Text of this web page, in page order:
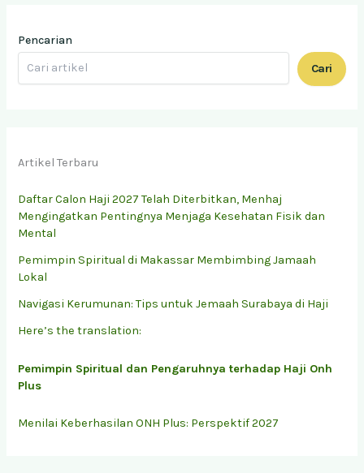
Pencarian
Cari
Artikel Terbaru
Daftar Calon Haji 2027 Telah Diterbitkan, Menhaj
Mengingatkan Pentingnya Menjaga Kesehatan Fisik dan
Mental
Pemimpin Spiritual di Makassar Membimbing Jamaah
Lokal
Navigasi Kerumunan: Tips untuk Jemaah Surabaya di Haji
Here’s the translation:
Pemimpin Spiritual dan Pengaruhnya terhadap Haji Onh
Plus
Menilai Keberhasilan ONH Plus: Perspektif 2027